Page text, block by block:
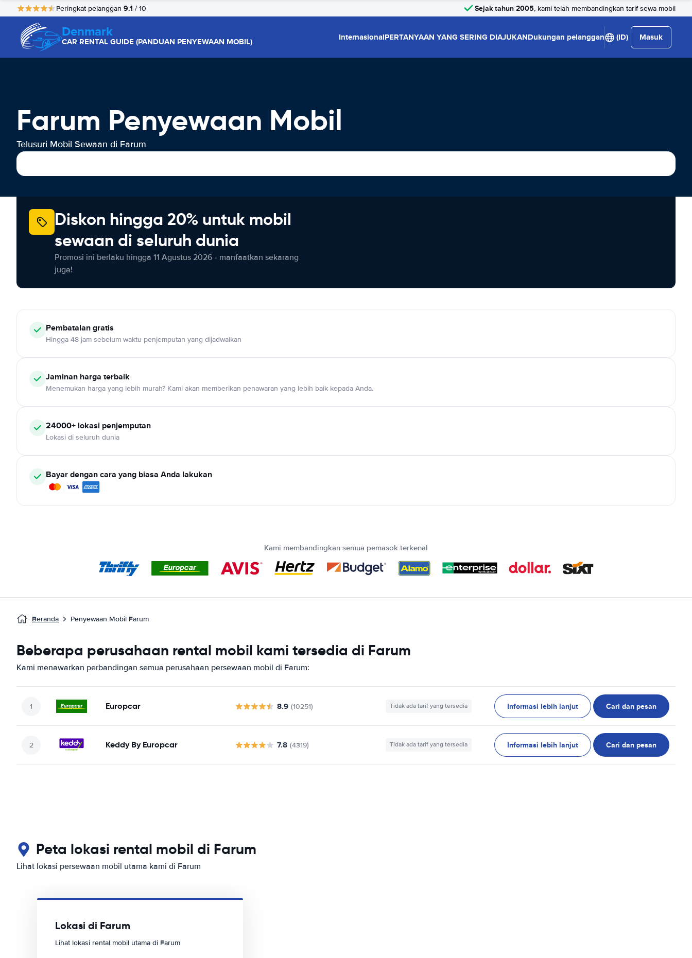
Peringkat pelanggan 9.1 / 10 Sejak tahun 2005, kami telah membandingkan tarif sewa mobil
Denmark
CAR RENTAL GUIDE (PANDUAN PENYEWAAN MOBIL) InternasionalPERTANYAAN YANG SERING DIAJUKANDukungan pelanggan (ID) Masuk
Farum Penyewaan Mobil
Telusuri Mobil Sewaan di Farum
Diskon hingga 20% untuk mobil
sewaan di seluruh dunia
Promosi ini berlaku hingga 11 Agustus 2026 - manfaatkan sekarang
juga!
Pembatalan gratis
Hingga 48 jam sebelum waktu penjemputan yang dijadwalkan
Jaminan harga terbaik
Menemukan harga yang lebih murah? Kami akan memberikan penawaran yang lebih baik kepada Anda.
24000+ lokasi penjemputan
Lokasi di seluruh dunia
Bayar dengan cara yang biasa Anda lakukan
Kami membandingkan semua pemasok terkenal
Beranda Penyewaan Mobil Farum
Beberapa perusahaan rental mobil kami tersedia di Farum
Kami menawarkan perbandingan semua perusahaan persewaan mobil di Farum:
Europcar 8.9 (10251) Tidak ada tarif yang tersedia Informasi lebih lanjut Cari dan pesan
Keddy By Europcar 7.8 (4319) Tidak ada tarif yang tersedia Informasi lebih lanjut Cari dan pesan
Peta lokasi rental mobil di Farum
Lihat lokasi persewaan mobil utama kami di Farum
Lokasi di Farum
Lihat lokasi rental mobil utama di Farum